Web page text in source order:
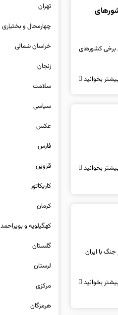
برخی کشورهای
بخوانید
بخوانید
با ایران
بخوانید
تهران
چهارمحال و بختیاری
خراسان شمالی
زنجان
سلامت
سیاسی
عکس
فارس
قزوین
کاریکاتور
کرمان
کهگیلویه و بویراحمد
گلستان
لرستان
مرکزی
هرمزگان